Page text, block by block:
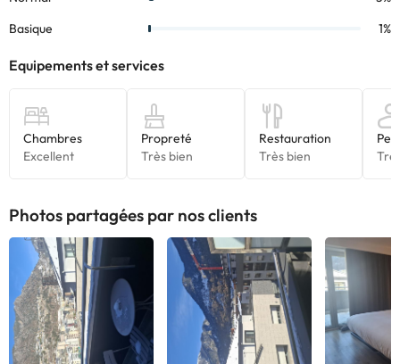
avez des questions, contactez-nous.
Photos partagées par nos clients